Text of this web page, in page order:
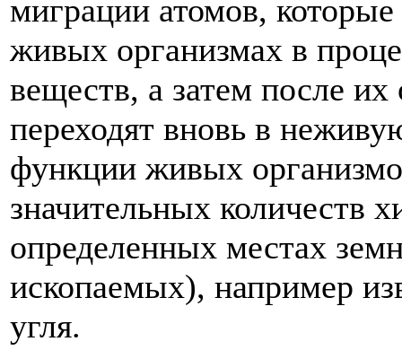
миграции атомов,
живых организмах в
веществ, а затем после
переходят вновь в
функции живых
значительных количеств
определенных местах
ископаемых), например
угля.